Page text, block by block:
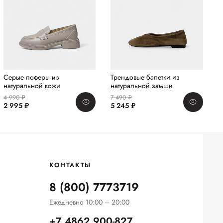
Серые лоферы из
натуральной кожи
4 990 ₽
2 995 ₽
Трендовые балетки из
натуральной замши
7 490 ₽
5 245 ₽
КОНТАКТЫ
8 (800) 7773719
Ежедневно 10:00 – 20:00